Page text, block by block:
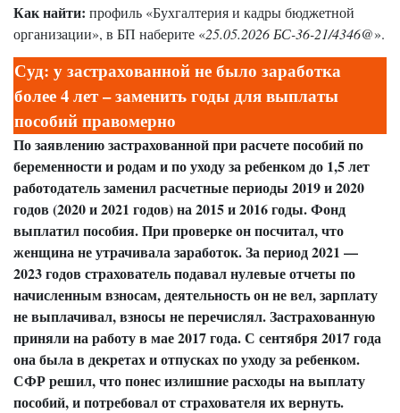
Как найти: профиль «Бухгалтерия и кадры бюджетной
организации», в БП наберите «25.05.2026 БС-36-21/4346@».
Суд: у застрахованной не было заработка
более 4 лет – заменить годы для выплаты
пособий правомерно
По заявлению застрахованной при расчете пособий по
беременности и родам и по уходу за ребенком до 1,5 лет
работодатель заменил расчетные периоды 2019 и 2020
годов (2020 и 2021 годов) на 2015 и 2016 годы. Фонд
выплатил пособия. При проверке он посчитал, что
женщина не утрачивала заработок. За период 2021 —
2023 годов страхователь подавал нулевые отчеты по
начисленным взносам, деятельность он не вел, зарплату
не выплачивал, взносы не перечислял. Застрахованную
приняли на работу в мае 2017 года. С сентября 2017 года
она была в декретах и отпусках по уходу за ребенком.
СФР решил, что понес излишние расходы на выплату
пособий, и потребовал от страхователя их вернуть.